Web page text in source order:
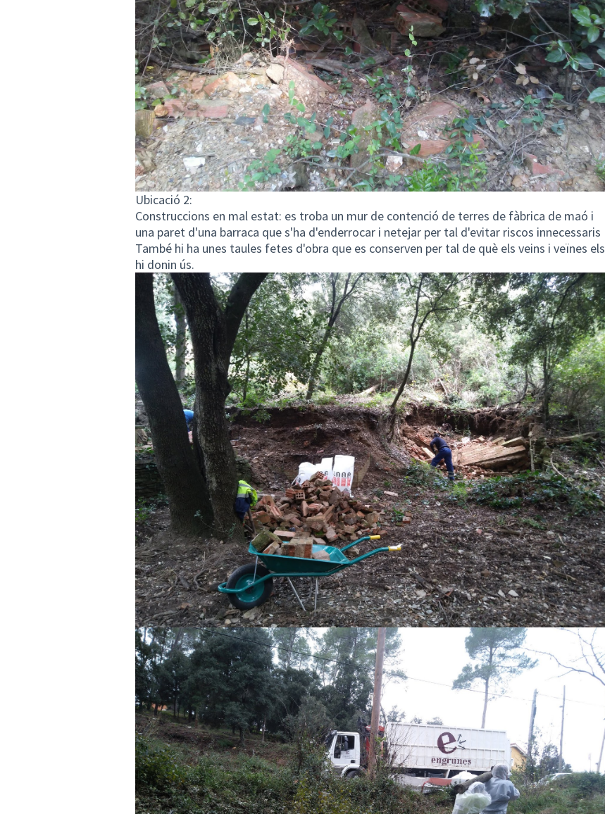
Ubicació 2:
Construccions en mal estat: es troba un mur de contenció de terres de fàbrica de maó i
una paret d'una barraca que s'ha d'enderrocar i netejar per tal d'evitar riscos innecessaris
També hi ha unes taules fetes d'obra que es conserven per tal de què els veins i veïnes els
hi donin ús.